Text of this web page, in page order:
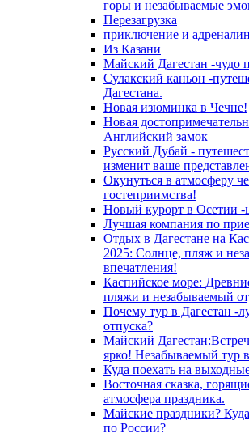
горы и незабываемые
Перезагрузка
приключение и адреналин
Из Казани
Майский Дагестан -чудо
Сулакский каньон -
Дагестана.
Новая изюминка в Чечне!
Новая
Английский замок
Русский Дубай -
изменит ваше
Окунуться в атмосферу
гостеприимства!
Новый курорт в Осетии -
Лучшая компания по
Отдых в Дагестане на
2025: Солнце, пляж и
впечатления!
Каспийское море:
пляжи и незабываемый
Почему тур в Дагестан -
отпуска?
Майский
ярко! Незабываемый тур
Куда поехать на
Восточная сказка,
атмосфера праздника.
Майские праздники?
по России?